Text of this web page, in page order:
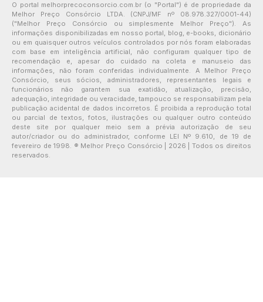
O portal melhorprecoconsorcio.com.br (o "Portal") é de propriedade da
Melhor Preço Consórcio LTDA. (CNPJ/MF nº 08.978.327/0001-44)
("Melhor Preço Consórcio ou simplesmente Melhor Preço"). As
informações disponibilizadas em nosso portal, blog, e-books, dicionário
ou em quaisquer outros veículos controlados por nós foram elaboradas
com base em inteligência artificial, não configuram qualquer tipo de
recomendação e, apesar do cuidado na coleta e manuseio das
informações, não foram conferidas individualmente. A Melhor Preço
Consórcio, seus sócios, administradores, representantes legais e
funcionários não garantem sua exatidão, atualização, precisão,
adequação, integridade ou veracidade, tampouco se responsabilizam pela
publicação acidental de dados incorretos. É proibida a reprodução total
ou parcial de textos, fotos, ilustrações ou qualquer outro conteúdo
deste site por qualquer meio sem a prévia autorização de seu
autor/criador ou do administrador, conforme LEI Nº 9.610, de 19 de
fevereiro de 1998. ® Melhor Preço Consórcio | 2026 | Todos os direitos
reservados.